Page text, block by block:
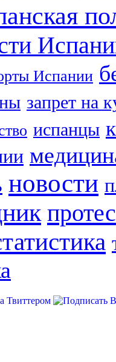
Испании
запрет на
испанцы
новости